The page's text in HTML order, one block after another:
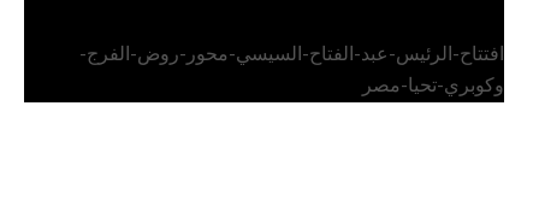
افتتاح-الرئيس-عبد-الفتاح-السيسي-محور-روض-الفرج-
وكوبري-تحيا-مصر